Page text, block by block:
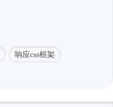
响应css框架